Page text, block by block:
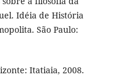
Idéia de História
São Paulo:
Itatiaia, 2008.